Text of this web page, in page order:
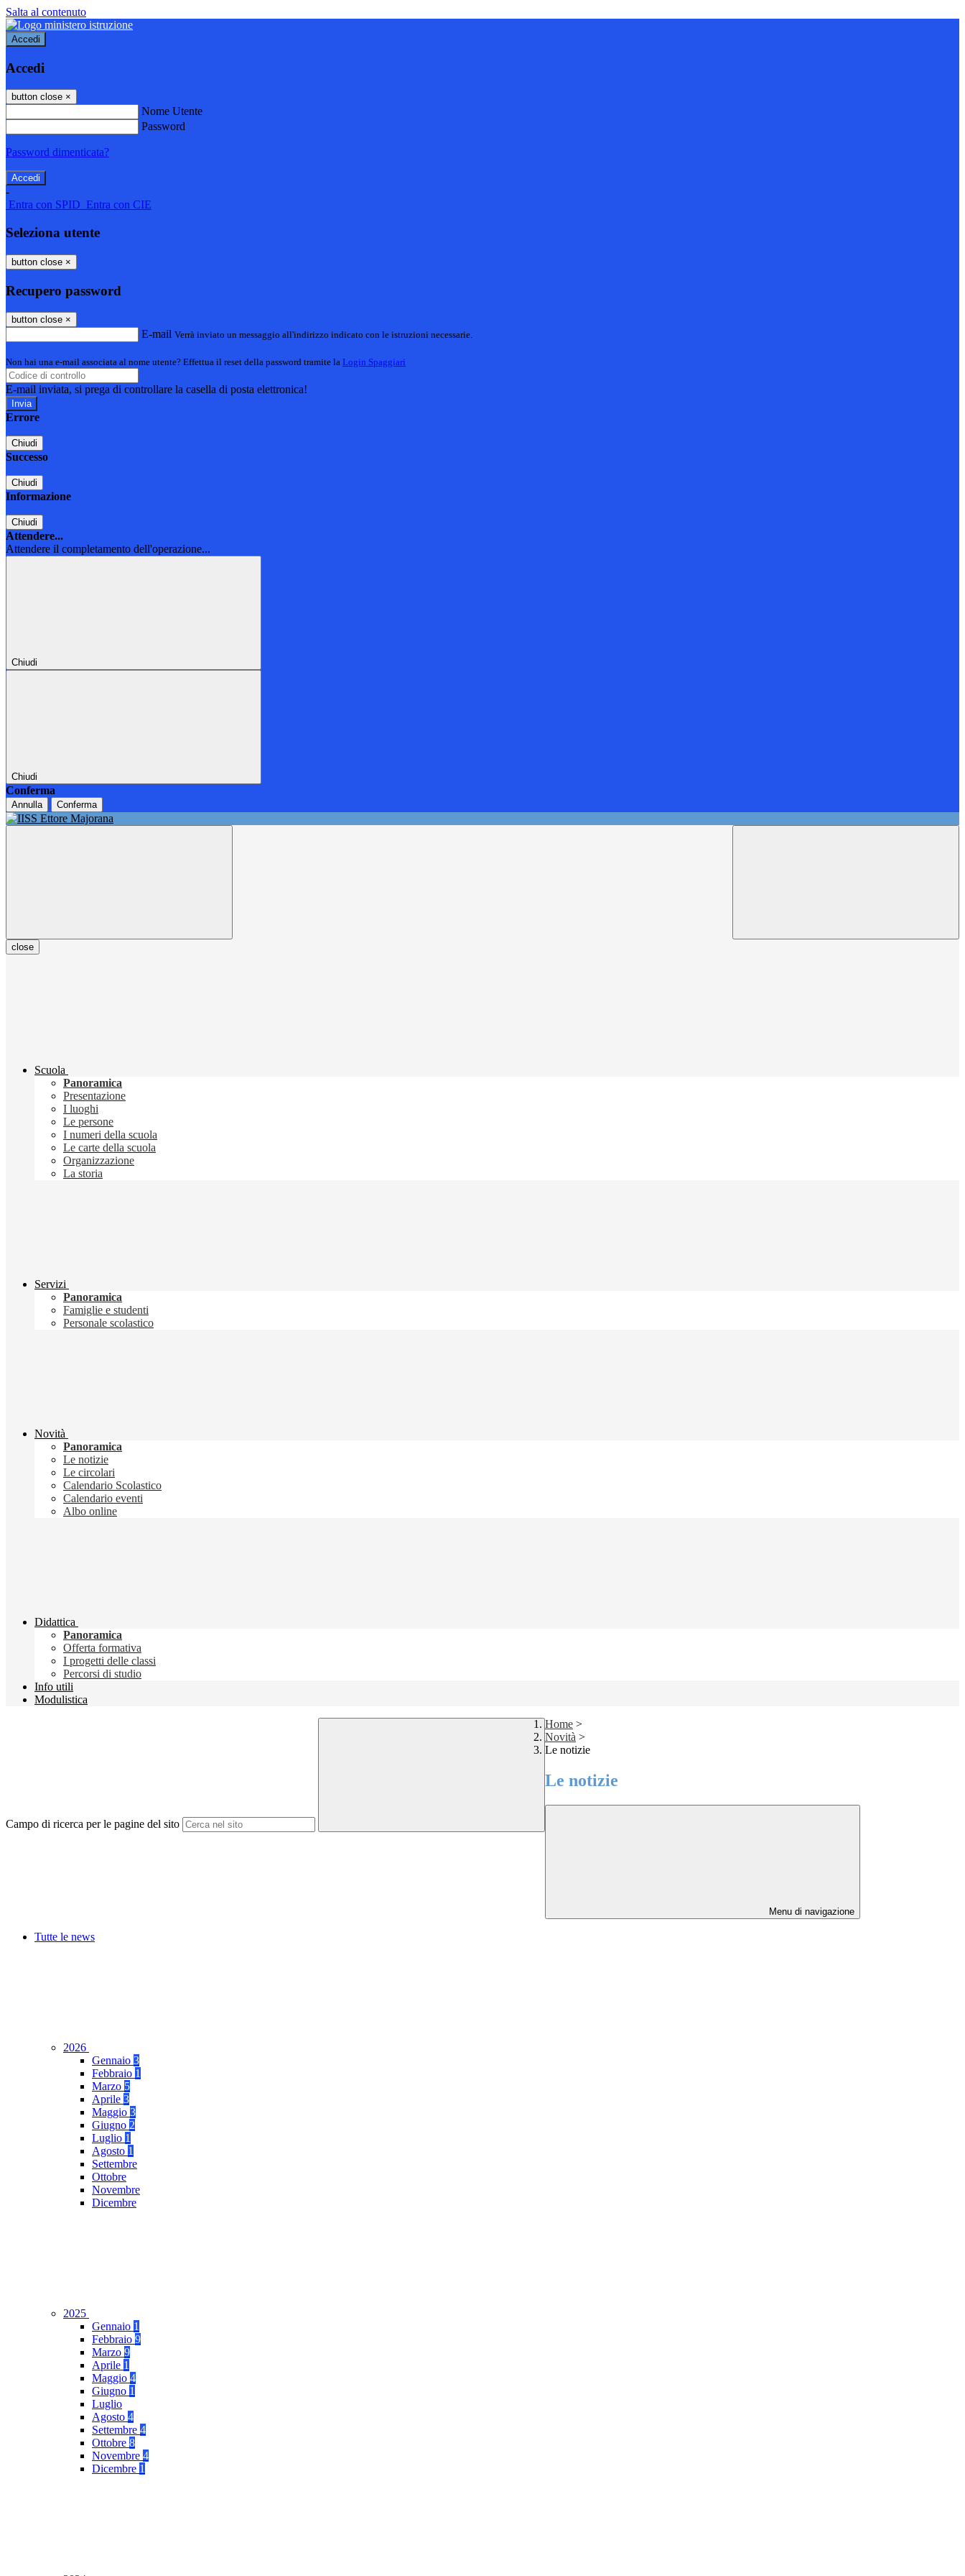
Salta al contenuto
Accedi
Accedi
button close ×
Nome Utente
Password
Password dimenticata?
-
Entra con SPID Entra con CIE
Seleziona utente
button close ×
Recupero password
button close ×
E-mail Verrà inviato un messaggio all'indirizzo indicato con le istruzioni necessarie.
Non hai una e-mail associata al nome utente? Effettua il reset della password tramite la Login Spaggiari
E-mail inviata, si prega di controllare la casella di posta elettronica!
Errore
Chiudi
Successo
Chiudi
Informazione
Chiudi
Attendere...
Attendere il completamento dell'operazione...
Chiudi
Chiudi
Conferma
Annulla Conferma
close
Scuola
Panoramica
Presentazione
I luoghi
Le persone
I numeri della scuola
Le carte della scuola
Organizzazione
La storia
Servizi
Panoramica
Famiglie e studenti
Personale scolastico
Novità
Panoramica
Le notizie
Le circolari
Calendario Scolastico
Calendario eventi
Albo online
Didattica
Panoramica
Offerta formativa
I progetti delle classi
Percorsi di studio
Info utili
Modulistica
Campo di ricerca per le pagine del sito
Home >
Novità >
Le notizie
Le notizie
Menu di navigazione
Tutte le news
2026
Gennaio 3
Febbraio 1
Marzo 5
Aprile 3
Maggio 3
Giugno 2
Luglio 1
Agosto 1
Settembre
Ottobre
Novembre
Dicembre
2025
Gennaio 1
Febbraio 9
Marzo 9
Aprile 1
Maggio 4
Giugno 1
Luglio
Agosto 4
Settembre 4
Ottobre 8
Novembre 4
Dicembre 1